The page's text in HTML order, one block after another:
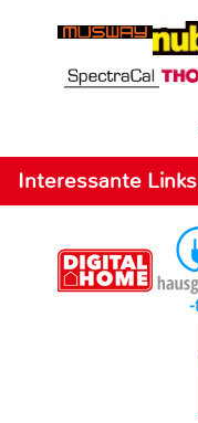
Interessante